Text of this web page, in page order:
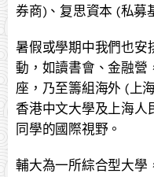
券商)、复思資本 (私募
暑假或學期中我們也安
動，如讀書會、金融營
座，乃至籌組海外 (上
香港中文大學及上海人
同學的國際視野。
輔大為一所綜合型大學